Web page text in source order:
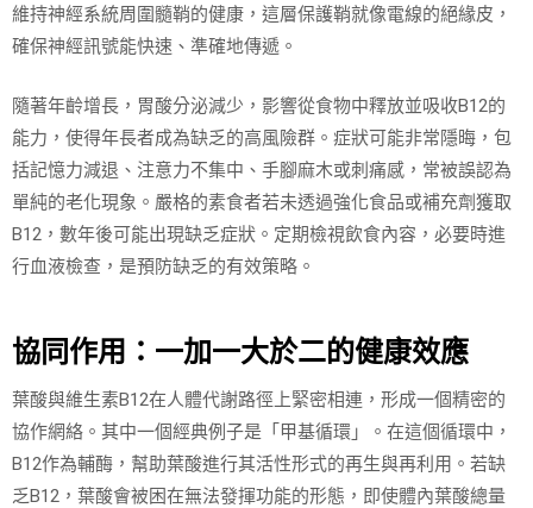
維持神經系統周圍髓鞘的健康，這層保護鞘就像電線的絕緣皮，
確保神經訊號能快速、準確地傳遞。
隨著年齡增長，胃酸分泌減少，影響從食物中釋放並吸收B12的
能力，使得年長者成為缺乏的高風險群。症狀可能非常隱晦，包
括記憶力減退、注意力不集中、手腳麻木或刺痛感，常被誤認為
單純的老化現象。嚴格的素食者若未透過強化食品或補充劑獲取
B12，數年後可能出現缺乏症狀。定期檢視飲食內容，必要時進
行血液檢查，是預防缺乏的有效策略。
協同作用：一加一大於二的健康效應
葉酸與維生素B12在人體代謝路徑上緊密相連，形成一個精密的
協作網絡。其中一個經典例子是「甲基循環」。在這個循環中，
B12作為輔酶，幫助葉酸進行其活性形式的再生與再利用。若缺
乏B12，葉酸會被困在無法發揮功能的形態，即使體內葉酸總量